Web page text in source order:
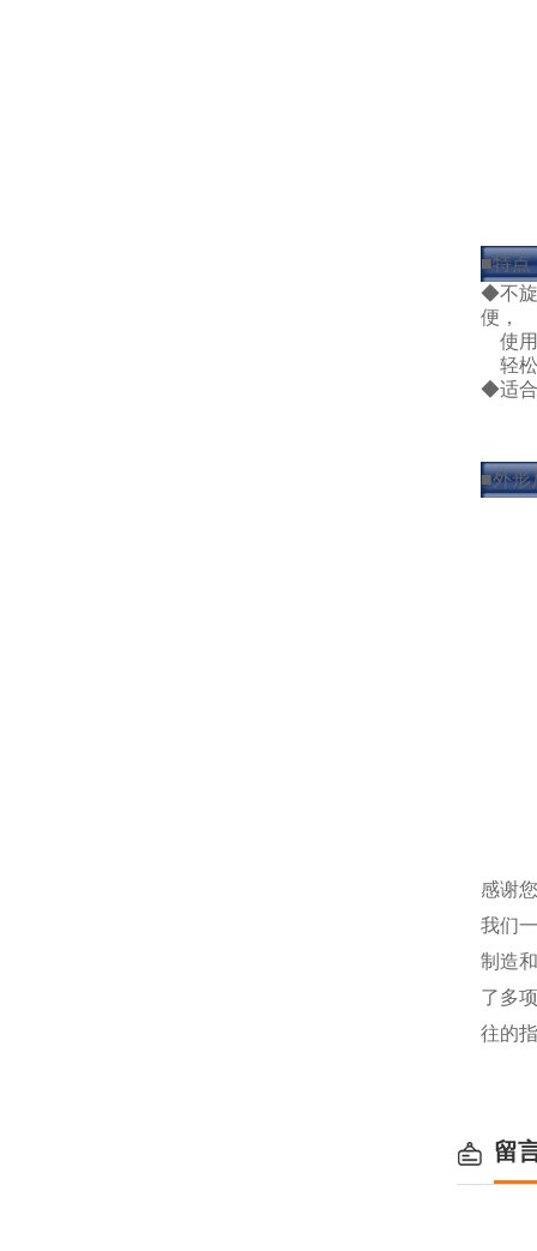
■特点
◆不旋
便，
使用
轻松
◆适合
■外形
感谢
我们
制造
了多
往的
留